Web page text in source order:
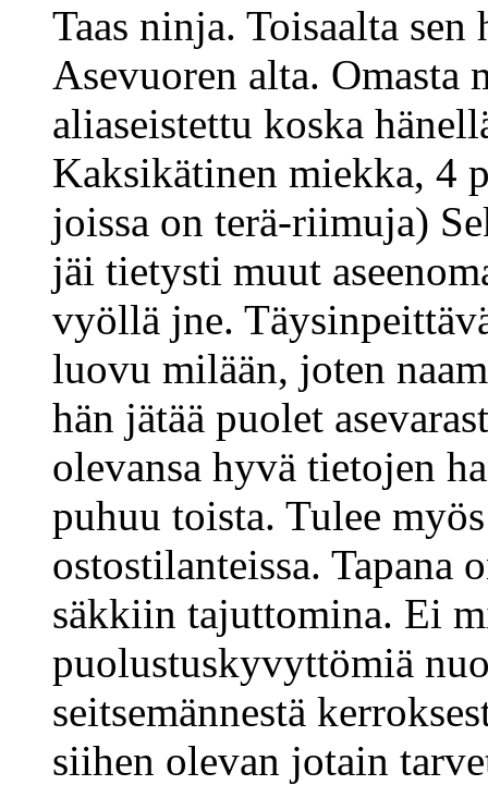
Taas ninja. Toisaalta
Asevuoren alta. Omasta
aliaseistettu koska
Kaksikätinen miekka, 4
joissa on terä-riimuja)
jäi tietysti muut
vyöllä jne.
luovu milään, joten
hän jätää puolet
olevansa hyvä tietojen
puhuu toista. Tulee
ostostilanteissa. Tapana
säkkiin tajuttomina. Ei
puolustuskyvyttömiä
seitsemännestä
siihen olevan jotain